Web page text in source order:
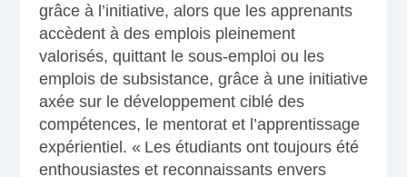
grâce à l’initiative, alors que les apprenants
accèdent à des emplois pleinement
valorisés, quittant le sous-emploi ou les
emplois de subsistance, grâce à une initiative
axée sur le développement ciblé des
compétences, le mentorat et l’apprentissage
expérientiel. « Les étudiants ont toujours été
enthousiastes et reconnaissants envers